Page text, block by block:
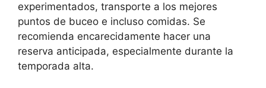
experimentados, transporte a los mejores
puntos de buceo e incluso comidas. Se
recomienda encarecidamente hacer una
reserva anticipada, especialmente durante la
temporada alta.